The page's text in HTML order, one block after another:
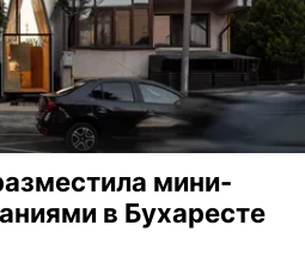
мини-
в Бухаресте